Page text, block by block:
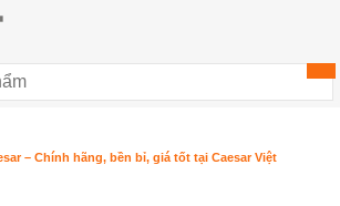
– Chính hãng, bền bỉ, giá tốt tại Caesar Việt